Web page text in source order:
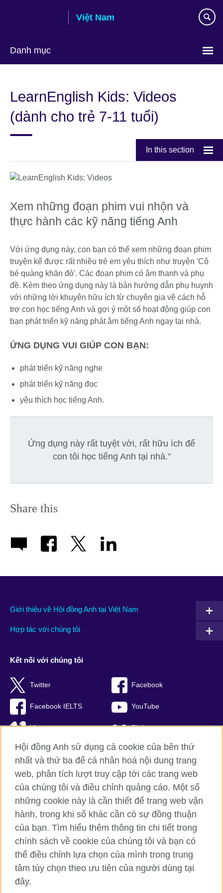
Việt Nam
Danh mục
language
LearnEnglish Kids: Videos
(dành cho trẻ 7-11 tuổi)
In this section
Xem những đoạn phim vui nhộn và
thực hành các kỹ năng tiếng Anh
Với ứng dụng này, con bạn có thể xem những đoạn phim
truyện kể được rất nhiều trẻ em yêu thích như truyện 'Cô
bé quàng khăn đỏ'. Các đoạn phim có âm thanh và phụ
đề. Kèm theo ứng dụng này là bản hướng dẫn phụ huynh
với những lời khuyên hữu ích từ chuyên gia về cách hỗ
trợ con học tiếng Anh và gợi ý một số hoạt động giúp con
bạn phát triển kỹ năng phát âm tiếng Anh ngay tại nhà.
ỨNG DỤNG VUI GIÚP CON BẠN:
phát triển kỹ năng nghe
phát triển kỹ năng đọc
yêu thích học tiếng Anh.
Ứng dụng này rất tuyệt vời, rất hữu ích để
con tôi học tiếng Anh tại nhà."
Share this
Giới thiệu về Hội đồng Anh tại Việt Nam
Hợp tác với chúng tôi
Kết nối với chúng tôi
Twitter Facebook
Facebook IELTS YouTube
Vimeo Flickr
RSS TikTok
Hội đồng Anh toàn cầu
Bảo mật thông tin và quy định sử dụng
Cookie
Sơ đồ trang
© 2026 British Council
British Council (Viet Nam) LLC (
Hội đồng Anh sử dụng cả cookie của bên thứ
nhất và thứ ba để cá nhân hoá nội dung trang
web, phân tích lượt truy cập tới các trang web
của chúng tôi và điều chỉnh quảng cáo. Một số
những cookie này là cần thiết để trang web vận
hành, trong khi số khác cần có sự đồng thuận
của bạn. Tìm hiểu thêm thông tin chi tiết trong
chính sách về cookie của chúng tôi và bạn có
thể điều chỉnh lựa chọn của mình trong trung
tâm tùy chọn theo ưu tiên của người dùng tại
đây.